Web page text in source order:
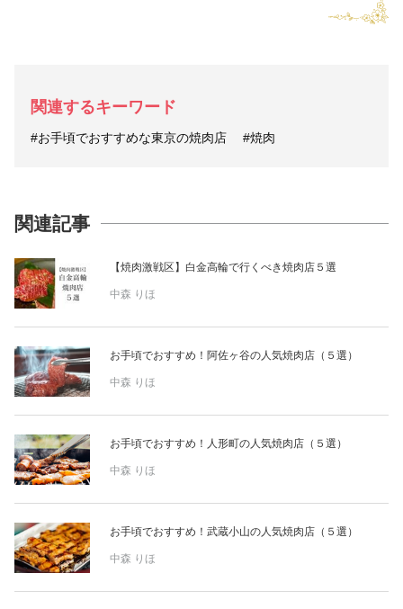
関連するキーワード
#お手頃でおすすめな東京の焼肉店 #焼肉
関連記事
【焼肉激戦区】白金高輪で行くべき焼肉店５選
中森 りほ
お手頃でおすすめ！阿佐ヶ谷の人気焼肉店（５選）
中森 りほ
お手頃でおすすめ！人形町の人気焼肉店（５選）
中森 りほ
お手頃でおすすめ！武蔵小山の人気焼肉店（５選）
中森 りほ